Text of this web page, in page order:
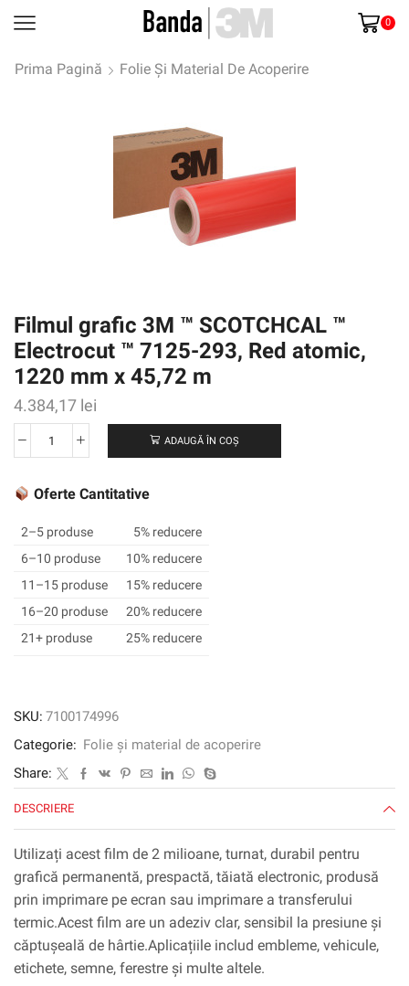
0
Prima Pagină Folie Și Material De Acoperire
Filmul grafic 3M ™ SCOTCHCAL ™
Electrocut ™ 7125-293, Red atomic,
1220 mm x 45,72 m
4.384,17 lei
Cantitate
grafic
™
SCOTCHCAL
™
Electrocut
™
7125-
1220
x
45,72
m
ADAUGĂ ÎN COȘ
Oferte Cantitative
2–5 produse
5% reducere
6–10 produse
10% reducere
11–15 produse
15% reducere
16–20 produse
20% reducere
21+ produse
25% reducere
SKU: 7100174996
Categorie: Folie și material de acoperire
Share:
DESCRIERE
Utilizați acest film de 2 milioane, turnat, durabil pentru
grafică permanentă, prespactă, tăiată electronic, produsă
prin imprimare pe ecran sau imprimare a transferului
termic.Acest film are un adeziv clar, sensibil la presiune și
căptușeală de hârtie.Aplicațiile includ embleme, vehicule,
etichete, semne, ferestre și multe altele.